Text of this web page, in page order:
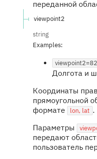
переданной
viewpoint2
string
Examples:
Долгота и
Координаты
прямоугольной
формате
lon, lat .
Параметры
передают
пользователь